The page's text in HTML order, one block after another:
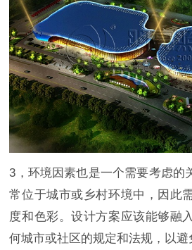
3，环境因素也是一个需要考虑的
常位于城市或乡村环境中，因此
度和色彩。设计方案应该能够融
何城市或社区的规定和法规，以避